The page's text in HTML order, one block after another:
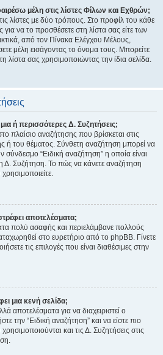
μέλη στις λίστες Φίλων και Εχθρών;
λίστες με δύο τρόπους. Στο προφίλ του κάθε
να το προσθέσετε στη λίστα σας είτε των
από τον Πίνακα Ελέγχου Μέλους,
μέλη εισάγοντας το όνομα τους. Μπορείτε
λίστα σας χρησιμοποιώντας την ίδια σελίδα.
ή περισσότερες Δ. Συζητήσεις;
πλαίσιο αναζήτησης που βρίσκεται στις
ή του θέματος. Σύνθετη αναζήτηση μπορεί να
“Ειδική αναζήτηση” η οποία είναι
Δ. Συζήτηση. Το πώς να κάνετε αναζήτηση
αποτελέσματα;
πολύ ασαφής και περιελάμβανε πολλούς
στο ευρετήριο από το phpBB. Γίνετε
τις επιλογές που είναι διαθέσιμες στην
μια κενή σελίδα;
αποτελέσματα για να διαχειριστεί ο
την “Ειδική αναζήτηση” και να είστε πιο
και τις Δ. Συζητήσεις στις